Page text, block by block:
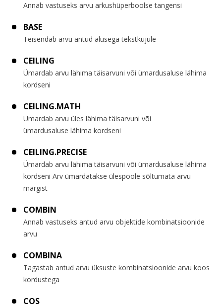
Annab vastuseks arvu arkushüperboolse tangensi
BASE
Teisendab arvu antud alusega tekstkujule
CEILING
Ümardab arvu lähima täisarvuni või ümardusaluse lähima
kordseni
CEILING.MATH
Ümardab arvu üles lähima täisarvuni või
ümardusaluse lähima kordseni
CEILING.PRECISE
Ümardab arvu lähima täisarvuni või ümardusaluse lähima
kordseni Arv ümardatakse ülespoole sõltumata arvu
märgist
COMBIN
Annab vastuseks antud arvu objektide kombinatsioonide
arvu
COMBINA
Tagastab antud arvu üksuste kombinatsioonide arvu koos
kordustega
COS